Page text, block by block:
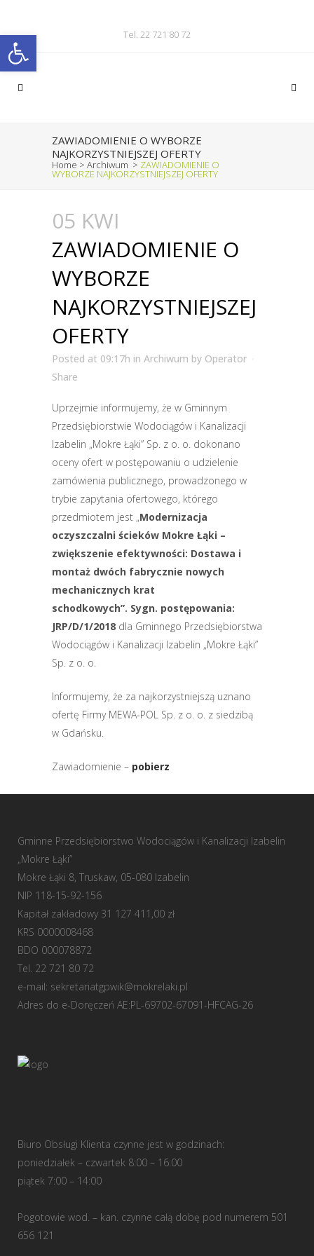
Tel. 22 721 80 72
ZAWIADOMIENIE O WYBORZE
NAJKORZYSTNIEJSZEJ OFERTY
Home > Archiwum > ZAWIADOMIENIE O
WYBORZE NAJKORZYSTNIEJSZEJ OFERTY
05 KWI
ZAWIADOMIENIE O
WYBORZE
NAJKORZYSTNIEJSZEJ
OFERTY
Posted at 09:17h in Archiwum by Operator
Share
Uprzejmie informujemy, że w Gminnym
Przedsiębiorstwie Wodociągów i Kanalizacji
Izabelin „Mokre Łąki” Sp. z o. o. dokonano
oceny ofert w postępowaniu o udzielenie
zamówienia publicznego, prowadzonego w
trybie zapytania ofertowego, którego
przedmiotem jest „Modernizacja
oczyszczalni ścieków Mokre Łąki –
zwiększenie efektywności: Dostawa i
montaż dwóch fabrycznie nowych
mechanicznych krat
schodkowych”. Sygn. postępowania:
JRP/D/1/2018 dla Gminnego Przedsiębiorstwa
Wodociągów i Kanalizacji Izabelin „Mokre Łąki”
Sp. z o. o.
Informujemy, że za najkorzystniejszą uznano
ofertę Firmy MEWA-POL Sp. z o. o. z siedzibą
w Gdańsku.
Zawiadomienie – pobierz
Gminne Przedsiębiorstwo Wodociągów i Kanalizacji Izabelin
„Mokre Łąki”
Mokre Łąki 8, Truskaw, 05-080 Izabelin
NIP 118-15-92-156
Kapitał zakładowy 31 127 411,00 zł
KRS 0000008468
BDO 000078872
Tel. 22 721 80 72
e-mail: sekretariatgpwik@mokrelaki.pl
Adres do e-Doręczeń AE:PL-69702-67091-HFCAG-26
Biuro Obsługi Klienta czynne jest w godzinach:
poniedziałek – czwartek 8:00 – 16:00
piątek 7:00 – 14:00
Pogotowie wod. – kan. czynne całą dobę pod numerem 501
656 121
Otwórz pasek narzędzi